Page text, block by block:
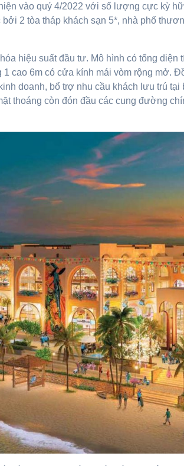
vào quý 4/2022 với số lượng cực kỳ
2 tòa tháp khách sạn 5*, nhà phố
hiệu suất đầu tư. Mô hình có tổng diện
1 cao 6m có cửa kính mái vòm rộng mở.
doanh, bổ trợ nhu cầu khách lưu trú tại
thoáng còn đón đầu các cung đường